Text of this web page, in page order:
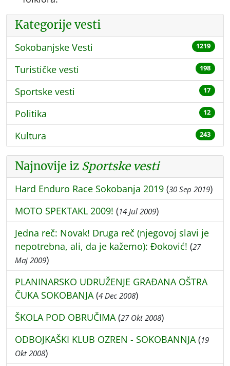
Kategorije vesti
Sokobanjske Vesti 1219
Turističke vesti 198
Sportske vesti 17
Politika 12
Kultura 243
Najnovije iz Sportske vesti
Hard Enduro Race Sokobanja 2019 (30 Sep 2019)
MOTO SPEKTAKL 2009! (14 Jul 2009)
Jedna reč: Novak! Druga reč (njegovoj slavi je
nepotrebna, ali, da je kažemo): Đoković! (27
Maj 2009)
PLANINARSKO UDRUŽENJE GRAÐANA OŠTRA
ČUKA SOKOBANJA (4 Dec 2008)
ŠKOLA POD OBRUČIMA (27 Okt 2008)
ODBOJKAŠKI KLUB OZREN - SOKOBANNJA (19
Okt 2008)